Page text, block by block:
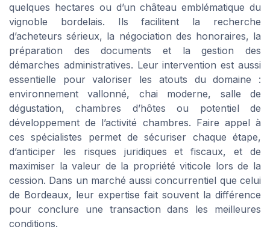
quelques hectares ou d’un château emblématique du
vignoble bordelais. Ils facilitent la recherche
d’acheteurs sérieux, la négociation des honoraires, la
préparation des documents et la gestion des
démarches administratives. Leur intervention est aussi
essentielle pour valoriser les atouts du domaine :
environnement vallonné, chai moderne, salle de
dégustation, chambres d’hôtes ou potentiel de
développement de l’activité chambres. Faire appel à
ces spécialistes permet de sécuriser chaque étape,
d’anticiper les risques juridiques et fiscaux, et de
maximiser la valeur de la propriété viticole lors de la
cession. Dans un marché aussi concurrentiel que celui
de Bordeaux, leur expertise fait souvent la différence
pour conclure une transaction dans les meilleures
conditions.